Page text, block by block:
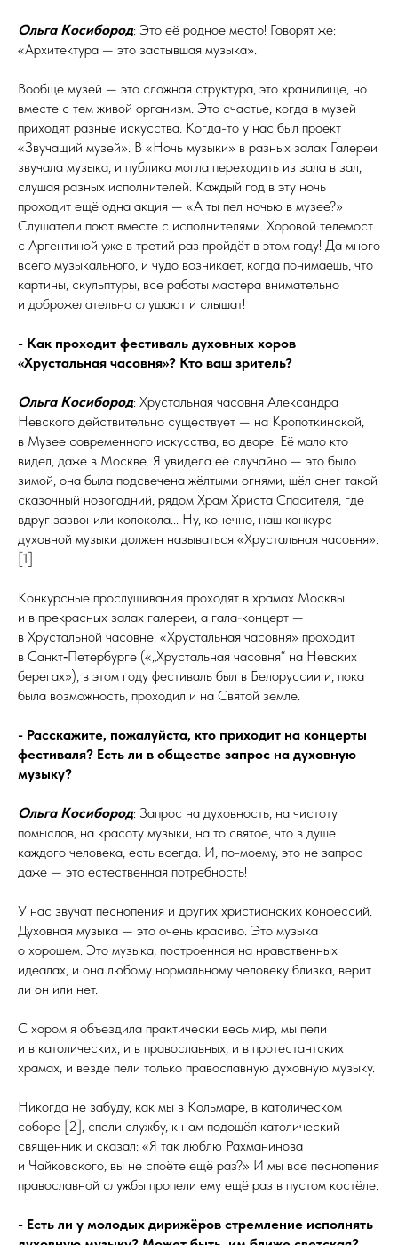
Ольга Косибород: Это её родное место! Говорят же:
«Архитектура — это застывшая музыка».
Вообще музей — это сложная структура, это хранилище, но
вместе с тем живой организм. Это счастье, когда в музей
приходят разные искусства. Когда-то у нас был проект
«Звучащий музей». В «Ночь музыки» в разных залах Галереи
звучала музыка, и публика могла переходить из зала в зал,
слушая разных исполнителей. Каждый год в эту ночь
проходит ещё одна акция — «А ты пел ночью в музее?»
Слушатели поют вместе с исполнителями. Хоровой телемост
с Аргентиной уже в третий раз пройдёт в этом году! Да много
всего музыкального, и чудо возникает, когда понимаешь, что
картины, скульптуры, все работы мастера внимательно
и доброжелательно слушают и слышат!
- Как проходит фестиваль духовных хоров
«Хрустальная часовня»? Кто ваш зритель?
Ольга Косибород: Хрустальная часовня Александра
Невского действительно существует — на Кропоткинской,
в Музее современного искусства, во дворе. Её мало кто
видел, даже в Москве. Я увидела её случайно — это было
зимой, она была подсвечена жёлтыми огнями, шёл снег такой
сказочный новогодний, рядом Храм Христа Спасителя, где
вдруг зазвонили колокола... Ну, конечно, наш конкурс
духовной музыки должен называться «Хрустальная часовня».
[1]
Конкурсные прослушивания проходят в храмах Москвы
и в прекрасных залах галереи, а гала‑концерт —
в Хрустальной часовне. «Хрустальная часовня» проходит
в Санкт‑Петербурге («„Хрустальная часовня“ на Невских
берегах»), в этом году фестиваль был в Белоруссии и, пока
была возможность, проходил и на Святой земле.
- Расскажите, пожалуйста, кто приходит на концерты
фестиваля? Есть ли в обществе запрос на духовную
музыку?
Ольга Косибород: Запрос на духовность, на чистоту
помыслов, на красоту музыки, на то святое, что в душе
каждого человека, есть всегда. И, по-моему, это не запрос
даже — это естественная потребность!
У нас звучат песнопения и других христианских конфессий.
Духовная музыка — это очень красиво. Это музыка
о хорошем. Это музыка, построенная на нравственных
идеалах, и она любому нормальному человеку близка, верит
ли он или нет.
С хором я объездила практически весь мир, мы пели
и в католических, и в православных, и в протестантских
храмах, и везде пели только православную духовную музыку.
Никогда не забуду, как мы в Кольмаре, в католическом
соборе [2], спели службу, к нам подошёл католический
священник и сказал: «Я так люблю Рахманинова
и Чайковского, вы не споёте ещё раз?» И мы все песнопения
православной службы пропели ему ещё раз в пустом костёле.
- Есть ли у молодых дирижёров стремление исполнять